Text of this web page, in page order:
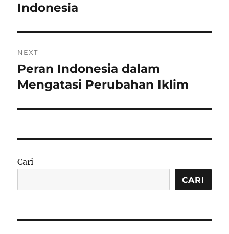
post:
Indonesia
NEXT
Next
post:
Peran Indonesia dalam
Mengatasi Perubahan Iklim
Cari
CARI